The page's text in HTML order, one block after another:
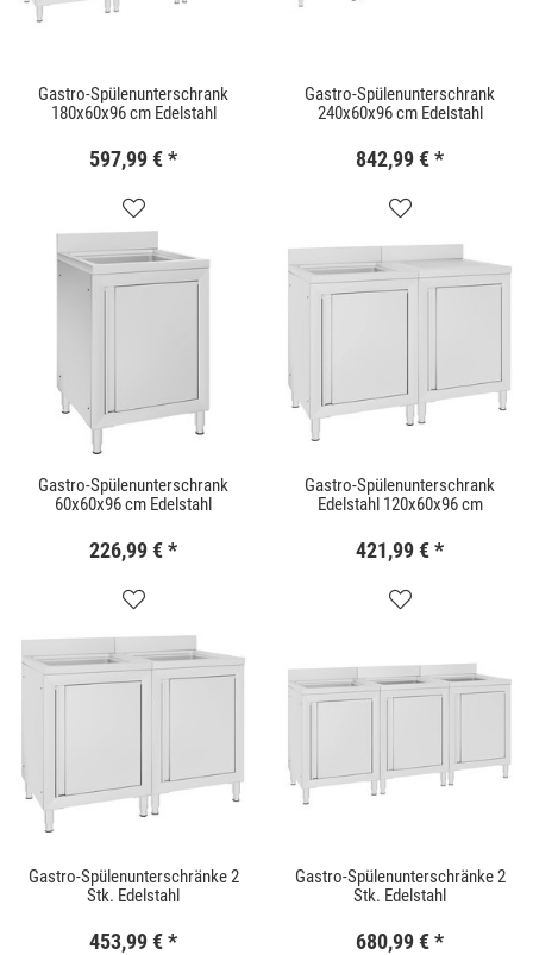
Gastro-Spülenunterschrank
180x60x96 cm Edelstahl
597,99 €*
Gastro-Spülenunterschrank
240x60x96 cm Edelstahl
842,99 €*
Gastro-Spülenunterschrank
60x60x96 cm Edelstahl
226,99 €*
Gastro-Spülenunterschrank
Edelstahl 120x60x96 cm
421,99 €*
Gastro-Spülenunterschränke 2
Stk. Edelstahl
453,99 €*
Gastro-Spülenunterschränke 2
Stk. Edelstahl
680,99 €*